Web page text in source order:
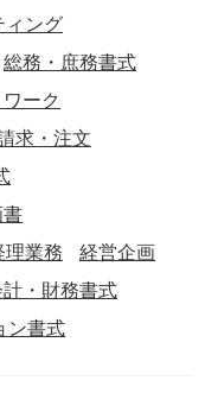
ィング
総務・庶務書式
ーク
求・注文
理業務
経営企画
・財務書式
ン書式